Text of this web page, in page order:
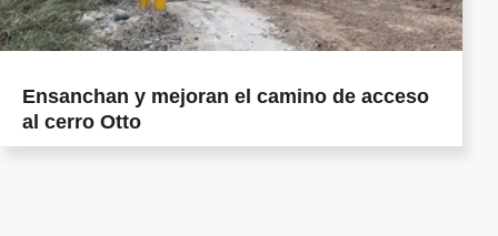
Ensanchan y mejoran el camino de acceso
al cerro Otto